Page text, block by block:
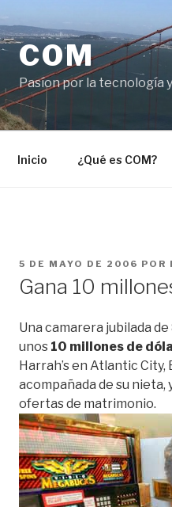
COM
Pasíon por la tecnología
Inicio ¿Qué es COM?
PUBLICADO
5 DE MAYO DE 2006 POR
Gana 10
Una camarera jubilada
unos 10 millones de
Harrah’s en Atlantic City,
acompañada de su nieta,
ofertas de matrimonio.